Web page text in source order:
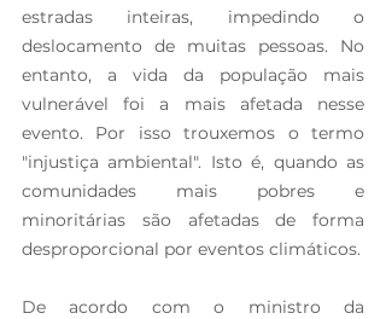
estradas inteiras, impedindo o
deslocamento de muitas pessoas. No
entanto, a vida da população mais
vulnerável foi a mais afetada nesse
evento. Por isso trouxemos o termo
"injustiça ambiental". Isto é, quando as
comunidades mais pobres e
minoritárias são afetadas de forma
desproporcional por eventos climáticos.
De acordo com o ministro da